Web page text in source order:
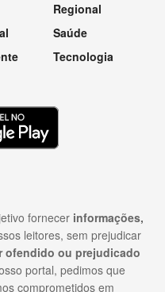
Regional
Saúde
Tecnologia
fornecer informações,
leitores, sem prejudicar
ofendido ou prejudicado
portal, pedimos que
comprometidos em